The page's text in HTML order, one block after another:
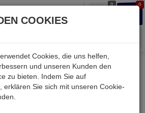
0 0
Kessler electronic
mechanisch
COOKIES
Cookies, die uns helfen,
und unseren Kunden den
zu bieten. Indem Sie auf
erklären Sie sich mit unseren Cookie-